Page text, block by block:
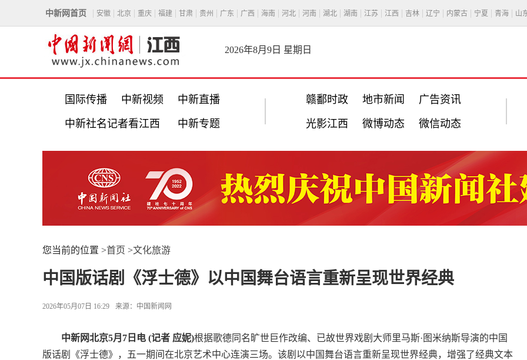
中新网首页 安徽 北京 重庆 福建 甘肃 贵州 广东 广西 海南 河北 河南 湖北 湖南 江苏 江西 吉林 辽宁 内蒙古 宁夏 青海 山
2026年8月9日 星期日
国际传播 中新视频 中新直播
中新社名记者看江西 中新专题
赣鄱时政 地市新闻 广告资讯
光影江西 微博动态 微信动态
您当前的位置 >首页 >文化旅游
中国版话剧《浮士德》以中国舞台语言重新呈现世界经典
2026年05月07日 16:29 来源： 中国新闻网
中新网北京5月7日电 (记者 应妮)根据歌德同名旷世巨作改编、已故世界戏剧大师里马斯·图米纳斯导演的中国
版话剧《浮士德》，五一期间在北京艺术中心连演三场。该剧以中国舞台语言重新呈现世界经典，增强了经典文本